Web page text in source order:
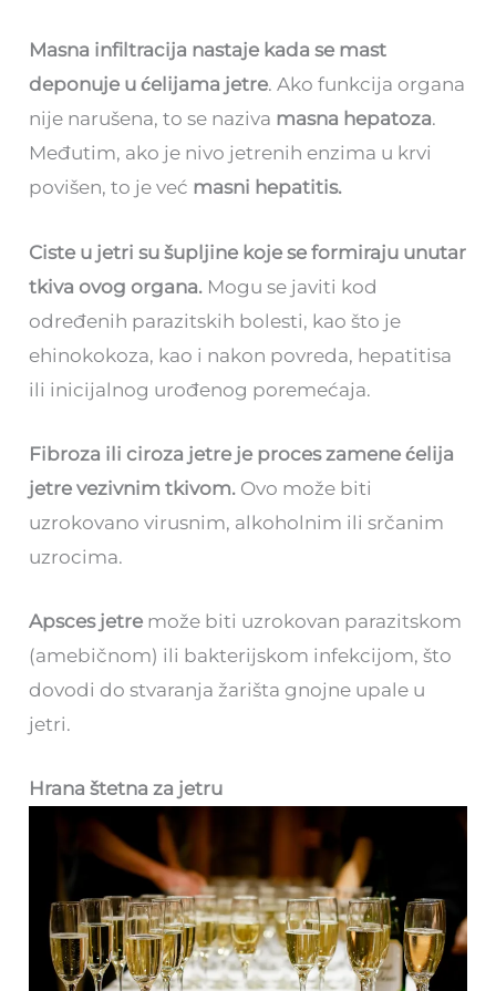
Masna infiltracija nastaje kada se mast
deponuje u ćelijama jetre. Ako funkcija organa
nije narušena, to se naziva masna hepatoza.
Međutim, ako je nivo jetrenih enzima u krvi
povišen, to je već masni hepatitis.
Ciste u jetri su šupljine koje se formiraju unutar
tkiva ovog organa. Mogu se javiti kod
određenih parazitskih bolesti, kao što je
ehinokokoza, kao i nakon povreda, hepatitisa
ili inicijalnog urođenog poremećaja.
Fibroza ili ciroza jetre je proces zamene ćelija
jetre vezivnim tkivom. Ovo može biti
uzrokovano virusnim, alkoholnim ili srčanim
uzrocima.
Apsces jetre može biti uzrokovan parazitskom
(amebičnom) ili bakterijskom infekcijom, što
dovodi do stvaranja žarišta gnojne upale u
jetri.
Hrana štetna za jetru